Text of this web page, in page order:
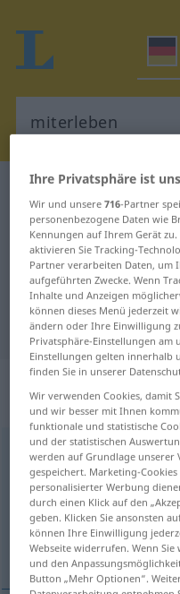
Deutsch-
Deutsch-
für
"miterleben"
Übersetzung
transitives
miterlebenv/t
Übersicht aller
(Für mehr Details die
vara med om
Ihre Privatsphäre ist
Wir und unsere716-Partner
personenbezogene Daten wie
Kennungen auf Ihrem Gerät
aktivieren Sie Tracking-
Partner verarbeiten Daten, um
aufgeführten Zwecke. Wenn
Inhalte und Anzeigen
können dieses Menü jederzeit
ändern oder Ihre Einwilligung
Privatsphäre-Einstellungen am
Einstellungen gelten innerhalb
finden Sie in unserer
Wir verwenden Cookies, damit
und wir besser mit Ihnen
funktionale und statistische
und der statistischen
werden auf Grundlage unserer
gespeichert. Marketing-
personalisierter Werbung
durch einen Klick auf den
geben. Klicken Sie ansonsten
können Ihre Einwilligung
Webseite widerrufen. Wenn
und den
Button „Mehr Optionen“.